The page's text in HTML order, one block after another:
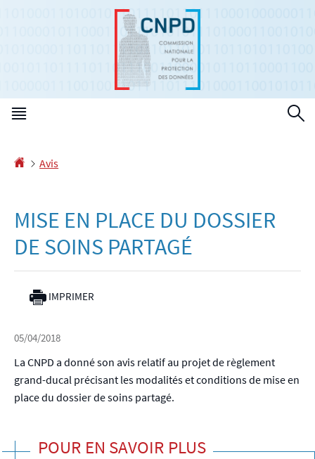
Accueil
Avis
MISE EN PLACE DU DOSSIER
DE SOINS PARTAGÉ
IMPRIMER
05/04/2018
La CNPD a donné son avis relatif au projet de règlement
grand-ducal précisant les modalités et conditions de mise en
place du dossier de soins partagé.
POUR EN SAVOIR PLUS